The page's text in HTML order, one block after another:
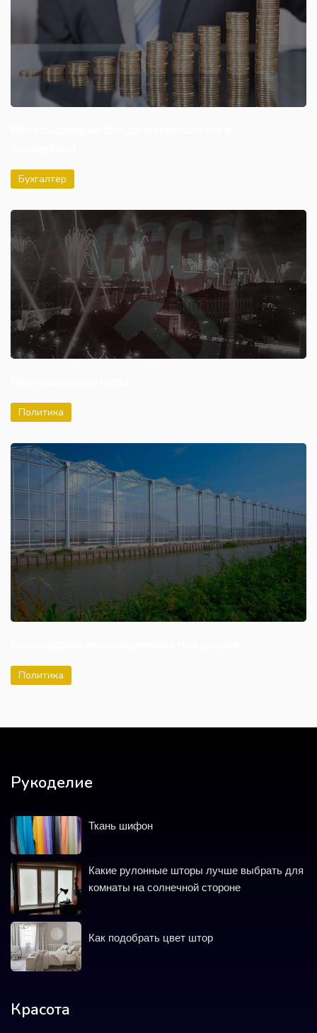
Бухгалтер
Политика
Политика
Рукоделие
Ткань шифон
Какие рулонные шторы лучше выбрать для
комнаты на солнечной стороне
Как подобрать цвет штор
Красота